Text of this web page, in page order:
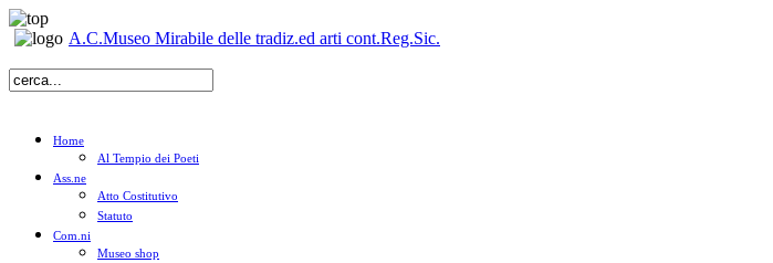
A.C.Museo Mirabile delle tradiz.ed arti cont.Reg.Sic.
Home
Al Tempio dei Poeti
Ass.ne
Atto Costitutivo
Statuto
Com.ni
Museo shop